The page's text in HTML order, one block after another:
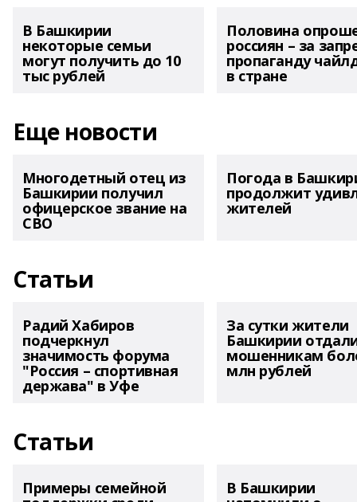
В Башкирии
некоторые семьи
могут получить до 10
тыс рублей
Половина
россиян – за
пропаганду
в стране
Еще новости
Многодетный отец из
Башкирии получил
офицерское звание на
СВО
Погода в
продолжит
жителей
Статьи
Радий Хабиров
подчеркнул
значимость форума
"Россия – спортивная
держава" в Уфе
За сутки жители
Башкирии
мошенникам
млн рублей
Статьи
Примеры семейной В Башкирии